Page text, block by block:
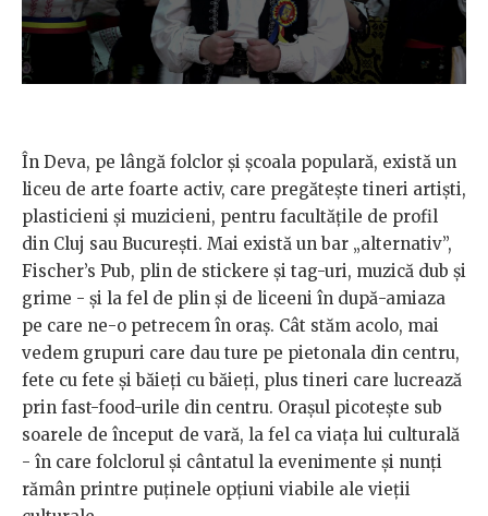
În Deva, pe lângă folclor și școala populară, există un
liceu de arte foarte activ, care pregătește tineri artiști,
plasticieni și muzicieni, pentru facultățile de profil
din Cluj sau București. Mai există un bar „alternativ”,
Fischer’s Pub, plin de stickere și tag-uri, muzică dub și
grime - și la fel de plin și de liceeni în după-amiaza
pe care ne-o petrecem în oraș. Cât stăm acolo, mai
vedem grupuri care dau ture pe pietonala din centru,
fete cu fete și băieți cu băieți, plus tineri care lucrează
prin fast-food-urile din centru. Orașul picotește sub
soarele de început de vară, la fel ca viața lui culturală
- în care folclorul și cântatul la evenimente și nunți
rămân printre puținele opțiuni viabile ale vieții